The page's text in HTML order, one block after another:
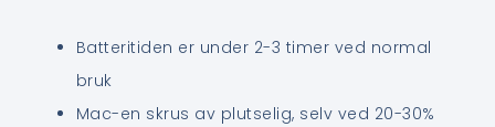
Batteritiden er under 2-3 timer ved normal
bruk
Mac-en skrus av plutselig, selv ved 20-30%